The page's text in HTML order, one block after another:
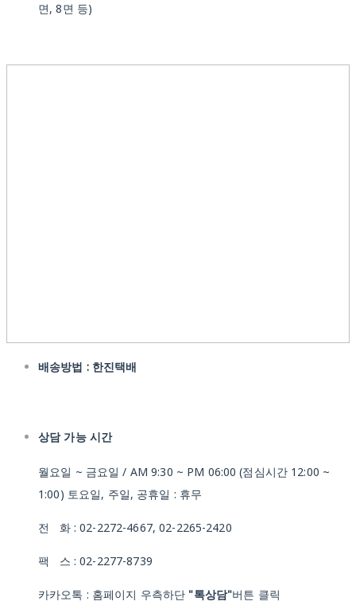
면, 8면 등)
배송방법 : 한진택배
상담 가능 시간
월요일 ~ 금요일 / AM 9:30 ~ PM 06:00 (점심시간 12:00 ~
1:00) 토요일, 주일, 공휴일 : 휴무
전 화 : 02-2272-4667, 02-2265-2420
팩 스 : 02-2277-8739
카카오톡 : 홈페이지 우측하단 "톡상담"버튼 클릭